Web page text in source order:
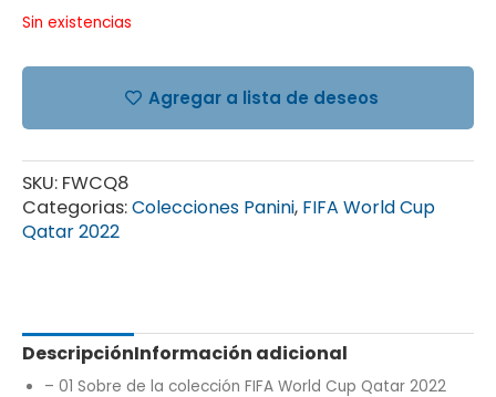
Sin existencias
Agregar a lista de deseos
SKU: FWCQ8
Categorias:Colecciones Panini, FIFA World Cup
Qatar 2022
DescripciónInformación adicional
– 01 Sobre de la colección FIFA World Cup Qatar 2022